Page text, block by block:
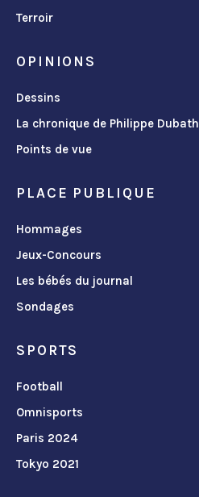
Terroir
OPINIONS
Dessins
La chronique de Philippe Dubath
Points de vue
PLACE PUBLIQUE
Hommages
Jeux-Concours
Les bébés du journal
Sondages
SPORTS
Football
Omnisports
Paris 2024
Tokyo 2021